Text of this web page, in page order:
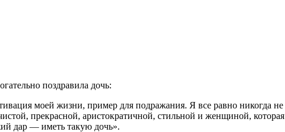
поздравила дочь:
моей жизни, пример для подражания. Я все равно никогда
прекрасной, аристократичной, стильной и женщиной,
дар — иметь такую дочь».